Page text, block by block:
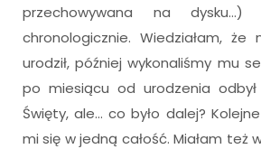
przechowywana na
chronologicznie. Wiedziałam, że
urodził, później wykonaliśmy mu
po miesiącu od urodzenia
Święty, ale… co było dalej?
mi się w jedną całość. Miałam też